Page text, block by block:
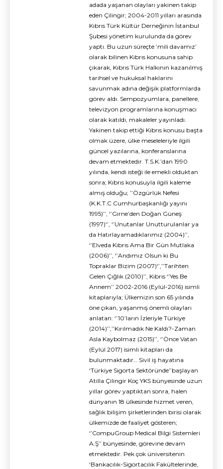
adada yaşanan olayları yakinen takip
eden Çilingir; 2004-2011 yılları arasında
Kıbrıs Türk Kültür Derneğinin İstanbul
Şubesi yönetim kurulunda da görev
yaptı. Bu uzun süreçte ’mili davamız’
olarak bilinen Kıbrıs konusuna sahip
çıkarak, Kıbrıs Türk Halkının kazanılmış
tarihsel ve hukuksal haklarını
savunmak adına değişik platformlarda
görev aldı. Sempozyumlara, panellere,
televizyon programlarına konuşmacı
olarak katıldı, makaleler yayınladı.
Yakinen takip ettiği Kıbrıs konusu başta
olmak üzere, ülke meseleleriyle ilgili
güncel yazılarına, konferanslarına
devam etmektedir. T.S.K.’dan 1990
yılında, kendi isteği ile emekli olduktan
sonra; Kıbrıs konusuyla ilgili kaleme
almış olduğu; ’’Özgürlük Nefesi
(K.K.T.C Cumhurbaşkanlığı yayını
1995)’’, ‘’Girne’den Doğan Güneş
(1997)‘’, ‘’Unutanlar Unutturulanlar ya
da Hatırlayamadıklarımız (2004)’’,
‘’Elveda Kıbrıs Ama Bir Gün Mutlaka
(2006)’’, ‘’Andımız Olsun ki Bu
Topraklar Bizim (2007)‘’,’’Tarihten
Gelen Çığlık (2010)’’, Kıbrıs ‘’Yes Be
Annem’’ 2002-2016 (Eylül-2016) isimli
kitaplarıyla; Ülkemizin son 65 yılında
öne çıkan, yaşanmış önemli olayları
anlatan: ‘’10’ların İzleriyle Türkiye
(2014)’’,’’Kırılmadık Ne Kaldı?-Zaman
Asla Kaybolmaz (2015)’’, ‘’Önce Vatan
(Eylül 2017) isimli kitapları da
bulunmaktadır… Sivil iş hayatına
‘Türkiye Sigorta Sektöründe’’başlayan
Atilla Çilingir Koç YKS bünyesinde uzun
yıllar görev yaptıktan sonra, halen
dünyanın 18 ülkesinde hizmet veren,
sağlık bilişim şirketlerinden birisi olarak
ülkemizde de faaliyet gösteren;
‘’CompuGroup Medical Bilgi Sistemleri
A.Ş’’ bünyesinde, görevine devam
etmektedir. Pek çok üniversitenin
‘Bankacılık-Sigortacılık Fakültelerinde,